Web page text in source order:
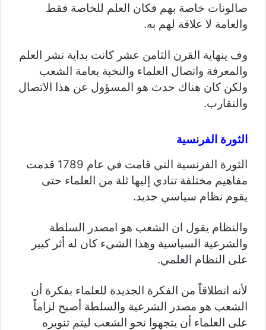
صالونات خاصة بهم فكان العلم للخاصة فقط
والعامة لا علاقة لهم به.
وف ينهاية القرن الثامن عشر كانت بداية نشر العلم
والمعرفة واتصال العلماء والنخبة بعامة الشعب
ولكن كان هناك حدث هو المسؤول عن هذا الاتصال
والتقارب.
الثورة الفرنسية
الثورة الفرنسية التي قامت في عام 1789 قدمت
مفاهيم مختلفة تنادي إليها ثلة من العلماء حتى
يقوم نظام سياسي جديد.
والنظام يقول ان الشعب هو امصدر السلطة
والشرعية السياسية وهذا الشيء كان له أثر كبير
على النظام العلمي.
لأنه انطلاقاً من الفكرة الجديدة للعلماء بفكرة أن
الشعب هو مصدر الشرعية والسلطة أصبح لزاماً
على العلماء أن يتجهوا نحو الشعب ليتم تنويره